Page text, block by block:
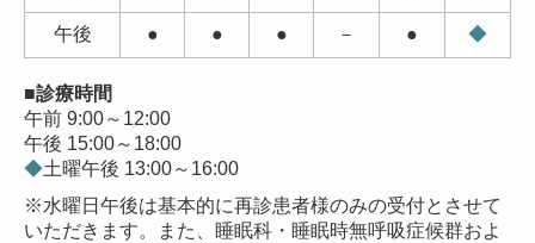
午後 ● ● ● － ● ◆
■診療時間
午前 9:00～12:00
午後 15:00～18:00
◆土曜午後 13:00～16:00
※水曜日午後は基本的に再診患者様のみの受付とさせて
いただきます。
また、睡眠科・睡眠時無呼吸症候群およ